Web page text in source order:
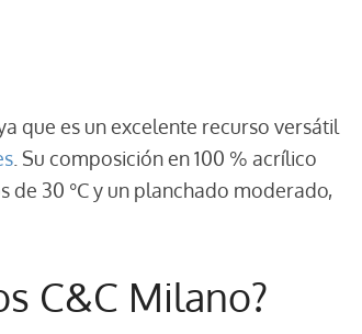
que es un excelente recurso versátil
. Su composición en 100 % acrílico
de 30 °C y un planchado moderado,
C&C Milano?